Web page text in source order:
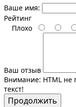
Ваше имя:
Рейтинг
Плохо
Ваш отзыв
Внимание: HTML не
текст!
Продолжить